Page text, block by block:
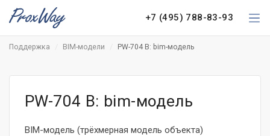
+7 (495) 788-83-93
Поддержка BIM-модели PW-704 B: bim-модель
PW-704 B: bim-модель
BIM-модель (трёхмерная модель объекта)